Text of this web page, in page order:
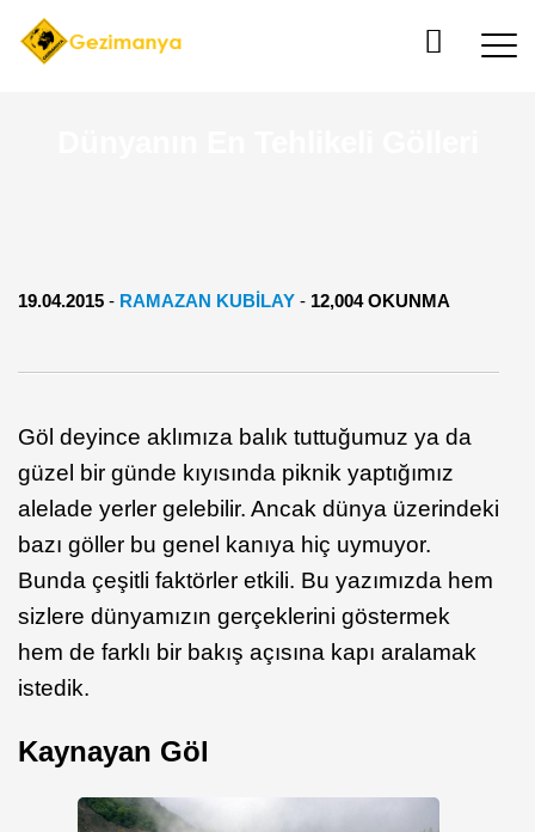
19.04.2015 - RAMAZAN KUBILAY - 12,004 OKUNMA
Göl deyince aklımıza balık tuttuğumuz ya da
güzel bir günde kıyısında piknik yaptığımız
alelade yerler gelebilir. Ancak dünya üzerindeki
bazı göller bu genel kanıya hiç uymuyor.
Bunda çeşitli faktörler etkili. Bu yazımızda hem
sizlere dünyamızın gerçeklerini göstermek
hem de farklı bir bakış açısına kapı aralamak
istedik.
Kaynayan Göl